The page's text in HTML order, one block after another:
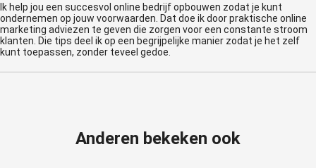
Ik help jou een succesvol online bedrijf opbouwen zodat je kunt
ondernemen op jouw voorwaarden. Dat doe ik door praktische online
marketing adviezen te geven die zorgen voor een constante stroom
klanten. Die tips deel ik op een begrijpelijke manier zodat je het zelf
kunt toepassen, zonder teveel gedoe.
Anderen bekeken ook